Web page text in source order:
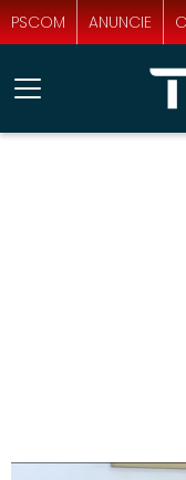
PSCOM ANUNCIE